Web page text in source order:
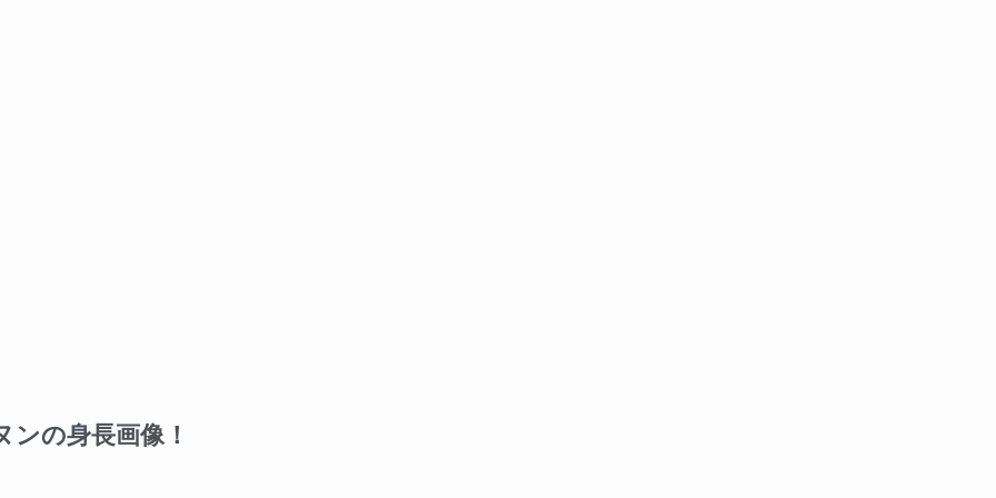
ンの身長画像！